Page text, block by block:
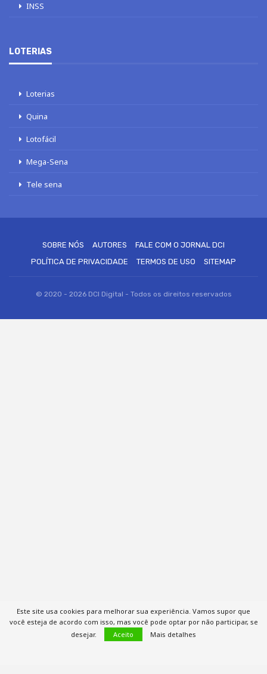
INSS
LOTERIAS
Loterias
Quina
Lotofácil
Mega-Sena
Tele sena
SOBRE NÓS AUTORES
FALE COM O JORNAL DCI
POLÍTICA DE PRIVACIDADE
TERMOS DE USO SITEMAP
© 2020 - 2026 DCI Digital - Todos os direitos reservados
Este site usa cookies para melhorar sua experiência. Vamos supor que
você esteja de acordo com isso, mas você pode optar por não participar, se
desejar.
Aceito Mais detalhes